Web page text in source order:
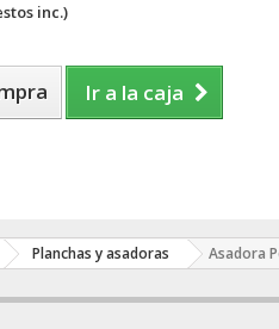
inc.)
Ir a la caja
Planchas y asadoras Asadora